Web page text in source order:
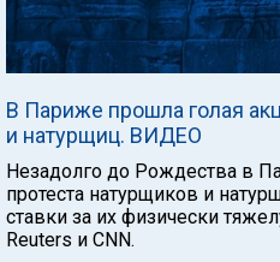
В Париже прошла голая
и натурщиц. ВИДЕО
Незадолго до Рождества в
протеста натурщиков и
ставки за их физически
Reuters и CNN.